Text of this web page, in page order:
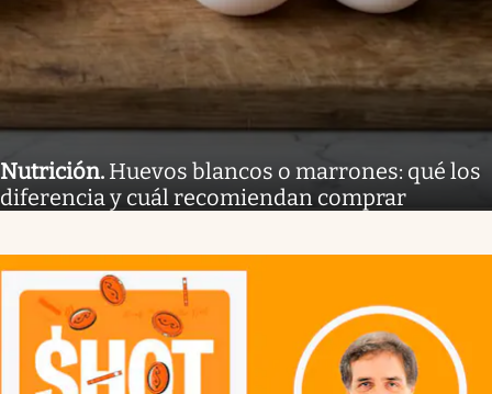
Nutrición. Huevos blancos o marrones: qué los
diferencia y cuál recomiendan comprar